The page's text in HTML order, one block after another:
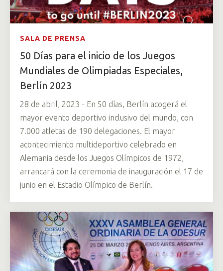
SALA DE PRENSA
50 Días para el inicio de los Juegos
Mundiales de Olimpiadas Especiales,
Berlín 2023
28 de abril, 2023 - En 50 días, Berlín acogerá el
mayor evento deportivo inclusivo del mundo, con
7.000 atletas de 190 delegaciones. El mayor
acontecimiento multideportivo celebrado en
Alemania desde los Juegos Olímpicos de 1972,
arrancará con la ceremonia de inauguración el 17 de
junio en el Estadio Olímpico de Berlín.